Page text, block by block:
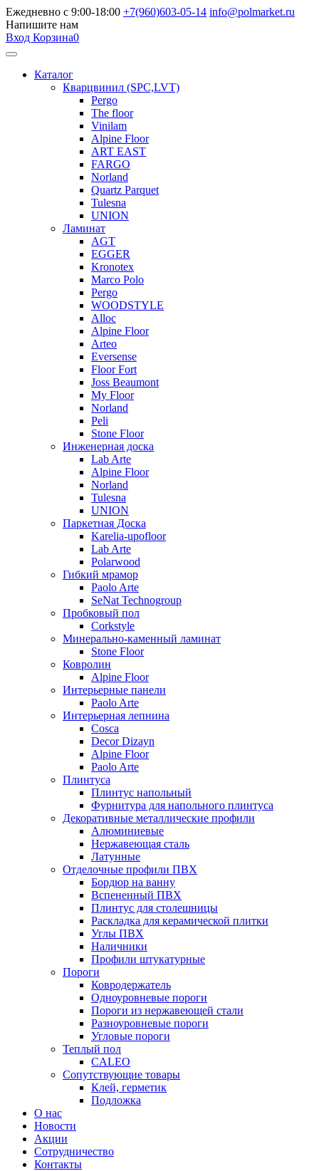
Ежедневно с 9:00-18:00 +7(960)603-05-14 info@polmarket.ru
Напишите нам
Вход Корзина0
Каталог
Кварцвинил (SPC,LVT)
Pergo
The floor
Vinilam
Alpine Floor
ART EAST
FARGO
Norland
Quartz Parquet
Tulesna
UNION
Ламинат
AGT
EGGER
Kronotex
Marco Polo
Pergo
WOODSTYLE
Alloc
Alpine Floor
Arteo
Eversense
Floor Fort
Joss Beaumont
My Floor
Norland
Peli
Stone Floor
Инженерная доска
Lab Arte
Alpine Floor
Norland
Tulesna
UNION
Паркетная Доска
Karelia-upofloor
Lab Arte
Polarwood
Гибкий мрамор
Paolo Arte
SeNat Technogroup
Пробковый пол
Corkstyle
Минерально-каменный ламинат
Stone Floor
Ковролин
Alpine Floor
Интерьерные панели
Paolo Arte
Интерьерная лепнина
Cosca
Decor Dizayn
Alpine Floor
Paolo Arte
Плинтуса
Плинтус напольный
Фурнитура для напольного плинтуса
Декоративные металлические профили
Алюминиевые
Нержавеющая сталь
Латунные
Отделочные профили ПВХ
Бордюр на ванну
Вспененный ПВХ
Плинтус для столешницы
Раскладка для керамической плитки
Углы ПВХ
Наличники
Профили штукатурные
Пороги
Ковродержатель
Одноуровневые пороги
Пороги из нержавеющей стали
Разноуровневые пороги
Угловые пороги
Теплый пол
CALEO
Сопутствующие товары
Клей, герметик
Подложка
О нас
Новости
Акции
Сотрудничество
Контакты